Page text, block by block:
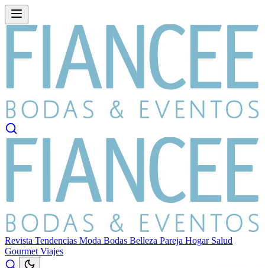
Revista Tendencias Moda Bodas Belleza Pareja Hogar Salud
Gourmet Viajes